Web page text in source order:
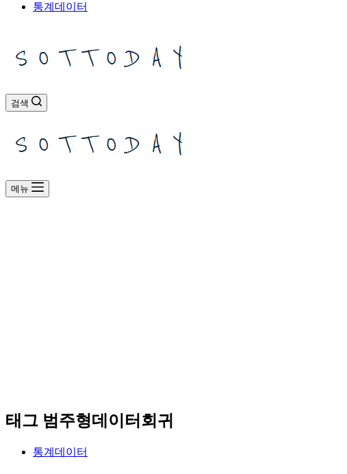
통계데이터
검색
메뉴
태그 범주형데이터회귀
통계데이터